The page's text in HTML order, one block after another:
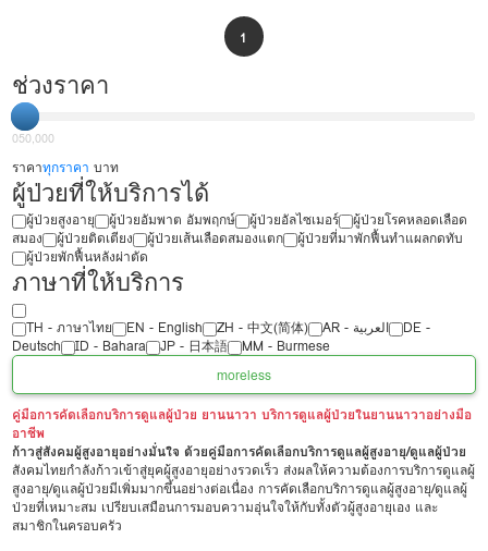
1
ช่วงราคา
050,000
ราคาทุกราคา บาท
ผู้ป่วยที่ให้บริการได้
ผู้ป่วยสูงอายุ ผู้ป่วยอัมพาต อัมพฤกษ์ ผู้ป่วยอัลไซเมอร์
ผู้ป่วยโรคหลอดเลือด
สมอง
ผู้ป่วยติดเตียง ผู้ป่วยเส้นเลือดสมองแตก
ผู้ป่วยที่มาพักฟื้นทำแผลกดทับ
ผู้ป่วยพักฟื้นหลังผ่าตัด
ภาษาที่ให้บริการ
TH - ‏ภาษาไทย EN - English ZH - 中文(简体) ‏AR - ‏العربية‏
DE -
Deutsch
ID - Bahara JP - 日本語
MM - Burmese
moreless
คู่มือการคัดเลือกบริการดูแลผู้ป่วย ยานนาวา บริการดูแลผู้ป่วยในยานนาวาอย่างมือ
อาชีพ
ก้าวสู่สังคมผู้สูงอายุอย่างมั่นใจ ด้วยคู่มือการคัดเลือกบริการดูแลผู้สูงอายุ/ดูแลผู้ป่วย
สังคมไทยกำลังก้าวเข้าสู่ยุคผู้สูงอายุอย่างรวดเร็ว ส่งผลให้ความต้องการบริการดูแลผู้
สูงอายุ/ดูแลผู้ป่วยมีเพิ่มมากขึ้นอย่างต่อเนื่อง การคัดเลือกบริการดูแลผู้สูงอายุ/ดูแลผู้
ป่วยที่เหมาะสม เปรียบเสมือนการมอบความอุ่นใจให้กับทั้งตัวผู้สูงอายุเอง และ
สมาชิกในครอบครัว